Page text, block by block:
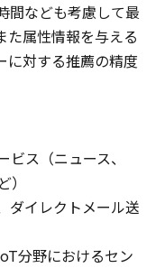
間なども考慮して最
た属性情報を与える
に対する推薦の精度
ス（ニュース、
ダイレクトメール送
分野におけるセン